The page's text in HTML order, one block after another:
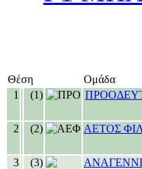
Θέση Ομάδα
1
(1)
2 (2) ΑΕΤΟΣ
3 (3)